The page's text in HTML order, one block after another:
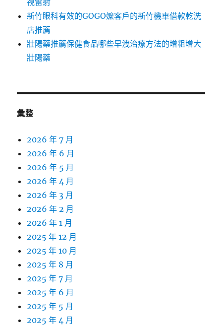
視雷射
新竹眼科有效的GOGO嬤客戶的新竹機車借款乾洗
店推薦
壯陽藥推薦保健食品哪些早洩治療方法的增粗增大
壯陽藥
彙整
2026 年 7 月
2026 年 6 月
2026 年 5 月
2026 年 4 月
2026 年 3 月
2026 年 2 月
2026 年 1 月
2025 年 12 月
2025 年 10 月
2025 年 8 月
2025 年 7 月
2025 年 6 月
2025 年 5 月
2025 年 4 月